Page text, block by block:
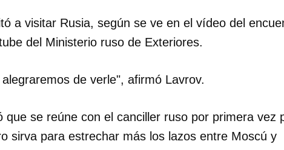
a visitar Rusia, según se ve en el vídeo del
del Ministerio ruso de Exteriores.
de verle", afirmó Lavrov.
que se reúne con el canciller ruso por primera vez
sirva para estrechar más los lazos entre Moscú y